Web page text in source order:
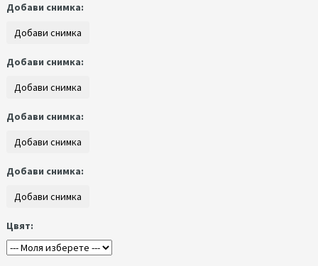
Добави снимка:
Добави снимка:
Добави снимка:
Добави снимка:
Цвят: